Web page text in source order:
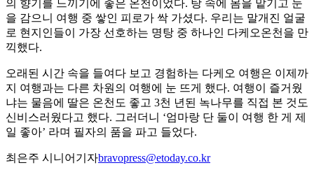
의 향기를 느끼기에 좋은 온천이었다. 탕 속에 몸을 맡기고 눈
을 감으니 여행 중 쌓인 피로가 싹 가셨다. 우리는 말개진 얼굴
로 현지인들이 가장 선호하는 명탕 중 하나인 다케오온천을 만
끽했다.
오래된 시간 속을 들여다 보고 경험하는 다케오 여행은 이제까
지 여행과는 다른 차원의 여행에 눈 뜨게 했다. 여행이 즐거웠
냐는 물음에 딸은 온천도 좋고 3천 년된 녹나무를 직접 본 것도
신비스러웠다고 했다. 그러더니 ‘엄마랑 단 둘이 여행 한 게 제
일 좋아’ 라며 필자의 품을 파고 들었다.
최은주 시니어기자bravopress@etoday.co.kr